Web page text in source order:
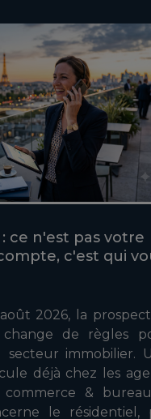
: ce n'est pas votre
c'est qui
2026, la
change de règles
secteur immobilier.
déjà chez les
commerce &
le résidentiel,